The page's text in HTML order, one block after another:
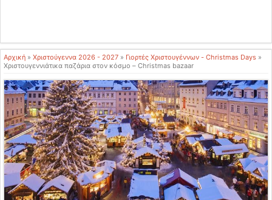
Αρχική » Χριστούγεννα 2026 - 2027 » Γιορτές Χριστουγέννων - Christmas Days »
Χριστουγεννιάτικα παζάρια στον κόσμο – Christmas bazaar